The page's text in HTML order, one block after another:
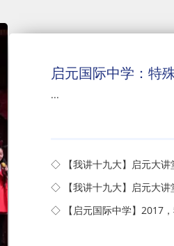
启元国际中学：特
...
◇ 【我讲十九大】启元大讲
◇ 【我讲十九大】启元大讲
◇ 【启元国际中学】2017